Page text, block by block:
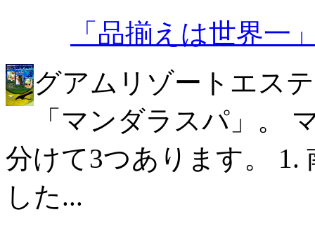
「品揃えは世界一
グアムリゾートエス
「マンダラスパ」。
分けて3つあります。 1.
した...